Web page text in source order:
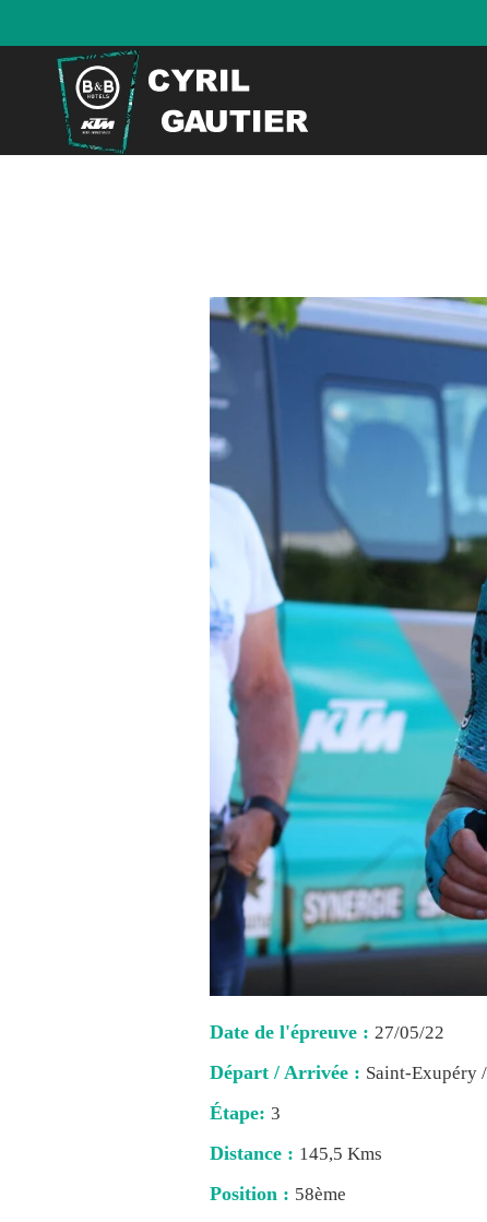
Date de l'épreuve : 27/05/22
Départ / Arrivée : Saint-Exupéry
Étape: 3
Distance : 145,5 Kms
Position : 58ème